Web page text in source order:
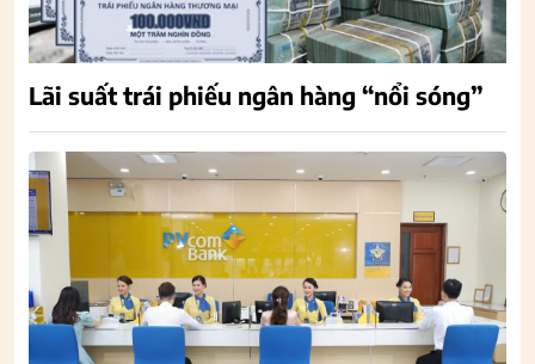
Lãi suất trái phiếu ngân hàng “nổi sóng”